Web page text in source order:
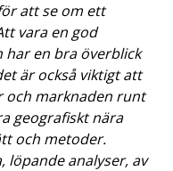
att se om ett
vara en god
en bra överblick
är också viktigt att
och marknaden runt
geografiskt nära
och metoder.
analyser, av